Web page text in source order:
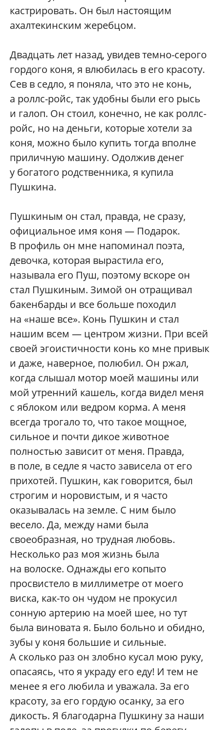
кастрировать. Он был настоящим
ахалтекинским жеребцом.
Двадцать лет назад, увидев темно-серого
гордого коня, я влюбилась в его красоту.
Сев в седло, я поняла, что это не конь,
а роллс-ройс, так удобны были его рысь
и галоп. Он стоил, конечно, не как роллс-
ройс, но на деньги, которые хотели за
коня, можно было купить тогда вполне
приличную машину. Одолжив денег
у богатого родственника, я купила
Пушкина.
Пушкиным он стал, правда, не сразу,
официальное имя коня — Подарок.
В профиль он мне напоминал поэта,
девочка, которая вырастила его,
называла его Пуш, поэтому вскоре он
стал Пушкиным. Зимой он отращивал
бакенбарды и все больше походил
на «наше все». Конь Пушкин и стал
нашим всем — центром жизни. При всей
своей эгоистичности конь ко мне привык
и даже, наверное, полюбил. Он ржал,
когда слышал мотор моей машины или
мой утренний кашель, когда видел меня
с яблоком или ведром корма. А меня
всегда трогало то, что такое мощное,
сильное и почти дикое животное
полностью зависит от меня. Правда,
в поле, в седле я часто зависела от его
прихотей. Пушкин, как говорится, был
строгим и норовистым, и я часто
оказывалась на земле. С ним было
весело. Да, между нами была
своеобразная, но трудная любовь.
Несколько раз моя жизнь была
на волоске. Однажды его копыто
просвистело в миллиметре от моего
виска, как-то он чудом не прокусил
сонную артерию на моей шее, но тут
была виновата я. Было больно и обидно,
зубы у коня большие и сильные.
А сколько раз он злобно кусал мою руку,
опасаясь, что я украду его еду! И тем не
менее я его любила и уважала. За его
красоту, за его гордую осанку, за его
дикость. Я благодарна Пушкину за наши